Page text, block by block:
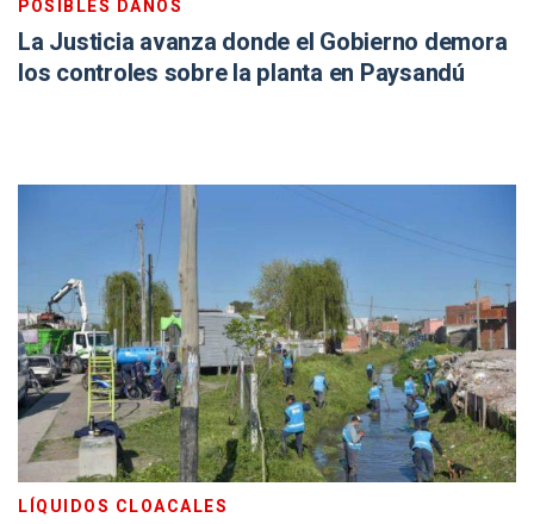
POSIBLES DAÑOS
La Justicia avanza donde el Gobierno demora
los controles sobre la planta en Paysandú
LÍQUIDOS CLOACALES